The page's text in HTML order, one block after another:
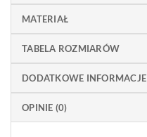
MATERIAŁ
TABELA ROZMIARÓW
DODATKOWE INFORMACJE
OPINIE (0)